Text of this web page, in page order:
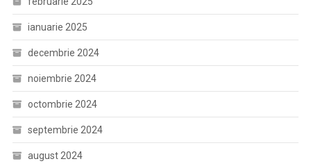
ianuarie 2025
decembrie 2024
noiembrie 2024
octombrie 2024
septembrie 2024
august 2024